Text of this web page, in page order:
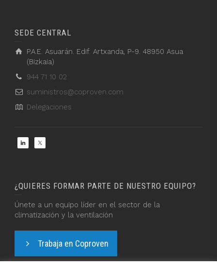
SEDE CENTRAL
P.A.E. Asuarán. Edif. Artxanda, P-9. 48950 Asua
(Bizkaia)
944 71 10 02
suministros@coproven.com
Delegaciones
¿QUIERES FORMAR PARTE DE NUESTRO EQUIPO?
Únete a un equipo líder en el sector de la
climatización y la ventilación
Trabaja en Coproven